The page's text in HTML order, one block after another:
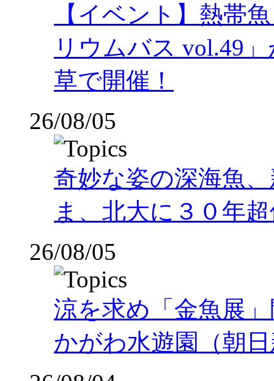
【イベント】熱帯
リウムバス vol.49
草で開催！
26/08/05
奇妙な姿の深海魚
ま、北大に３０年
26/08/05
涼を求め「金魚展
かがわ水遊園（朝